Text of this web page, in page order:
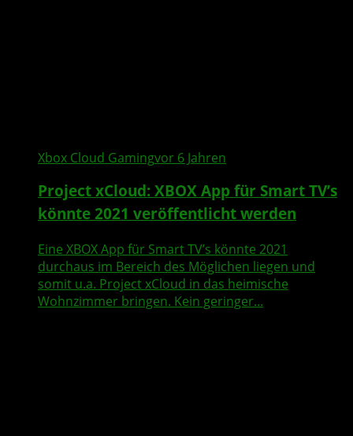
Xbox Cloud Gamingvor 6 Jahren
Project xCloud: XBOX App für Smart TV’s
könnte 2021 veröffentlicht werden
Eine XBOX App für Smart TV’s könnte 2021
durchaus im Bereich des Möglichen liegen und
somit u.a. Project xCloud in das heimische
Wohnzimmer bringen. Kein geringer...